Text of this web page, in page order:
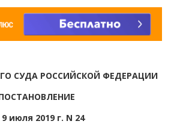
СУДА РОССИЙСКОЙ ФЕДЕРАЦИИ
июля 2019 г. N 24